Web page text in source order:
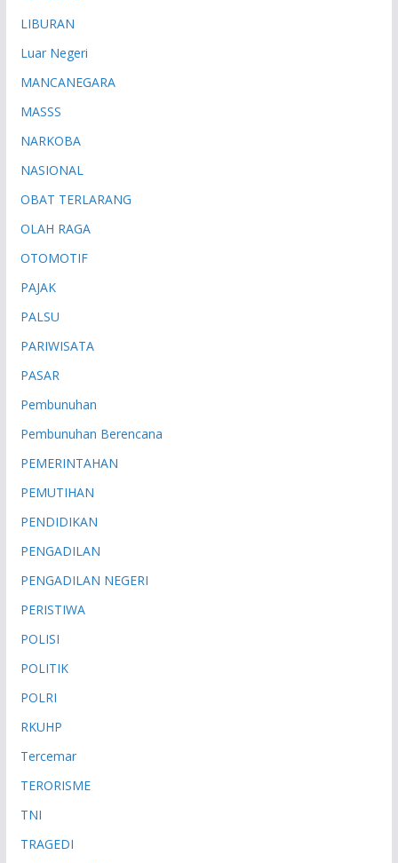
LIBURAN
Luar Negeri
MANCANEGARA
MASSS
NARKOBA
NASIONAL
OBAT TERLARANG
OLAH RAGA
OTOMOTIF
PAJAK
PALSU
PARIWISATA
PASAR
Pembunuhan
Pembunuhan Berencana
PEMERINTAHAN
PEMUTIHAN
PENDIDIKAN
PENGADILAN
PENGADILAN NEGERI
PERISTIWA
POLISI
POLITIK
POLRI
RKUHP
Tercemar
TERORISME
TNI
TRAGEDI